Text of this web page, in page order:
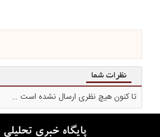
نظرات شما
تا کنون هیچ نظری ارسال نشده است ...